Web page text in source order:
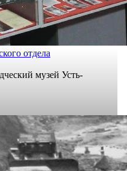
отдела
музей Усть-